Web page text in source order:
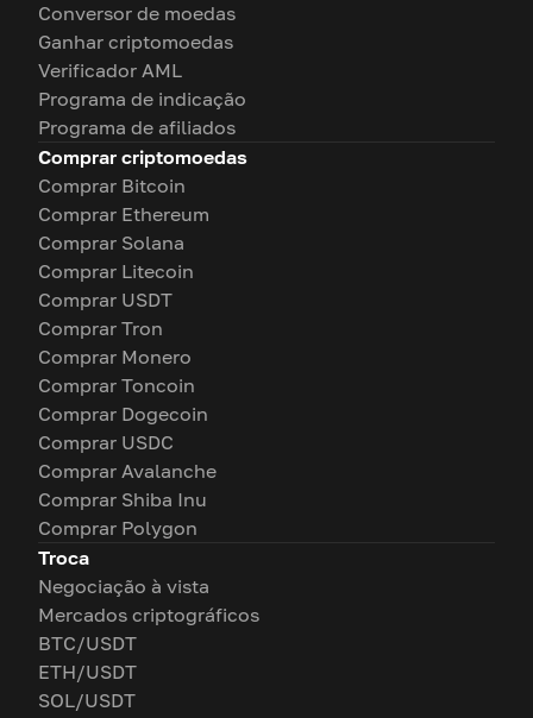
Conversor de moedas
Ganhar criptomoedas
Verificador AML
Programa de indicação
Programa de afiliados
Comprar criptomoedas
Comprar Bitcoin
Comprar Ethereum
Comprar Solana
Comprar Litecoin
Comprar USDT
Comprar Tron
Comprar Monero
Comprar Toncoin
Comprar Dogecoin
Comprar USDC
Comprar Avalanche
Comprar Shiba Inu
Comprar Polygon
Troca
Negociação à vista
Mercados criptográficos
BTC/USDT
ETH/USDT
SOL/USDT